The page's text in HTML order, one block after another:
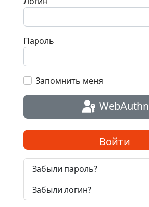
Пароль
Запомнить меня
WebAuthn
Войти
Забыли пароль?
Забыли логин?